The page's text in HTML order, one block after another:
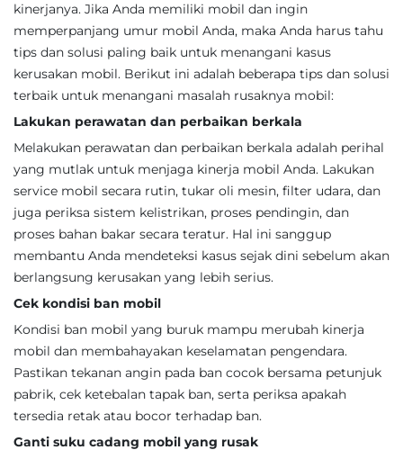
kinerjanya. Jika Anda memiliki mobil dan ingin
memperpanjang umur mobil Anda, maka Anda harus tahu
tips dan solusi paling baik untuk menangani kasus
kerusakan mobil. Berikut ini adalah beberapa tips dan solusi
terbaik untuk menangani masalah rusaknya mobil:
Lakukan perawatan dan perbaikan berkala
Melakukan perawatan dan perbaikan berkala adalah perihal
yang mutlak untuk menjaga kinerja mobil Anda. Lakukan
service mobil secara rutin, tukar oli mesin, filter udara, dan
juga periksa sistem kelistrikan, proses pendingin, dan
proses bahan bakar secara teratur. Hal ini sanggup
membantu Anda mendeteksi kasus sejak dini sebelum akan
berlangsung kerusakan yang lebih serius.
Cek kondisi ban mobil
Kondisi ban mobil yang buruk mampu merubah kinerja
mobil dan membahayakan keselamatan pengendara.
Pastikan tekanan angin pada ban cocok bersama petunjuk
pabrik, cek ketebalan tapak ban, serta periksa apakah
tersedia retak atau bocor terhadap ban.
Ganti suku cadang mobil yang rusak